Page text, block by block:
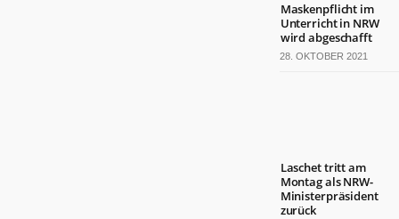
Maskenpflicht im
Unterricht in NRW
wird abgeschafft
28. OKTOBER 2021
Laschet tritt am
Montag als NRW-
Ministerpräsident
zurück